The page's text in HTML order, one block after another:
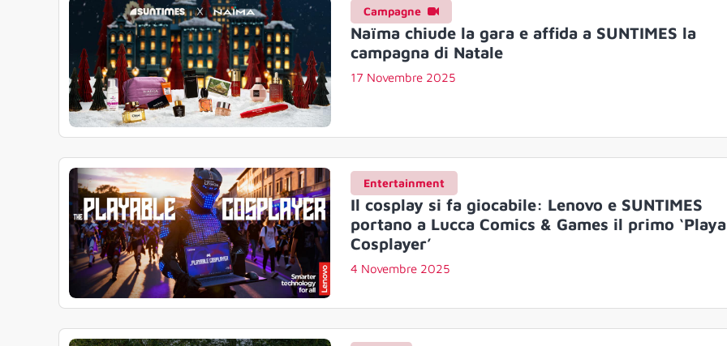
Campagne
Naïma chiude la gara e affida a SUNTIMES la
campagna di Natale
17 Novembre 2025
Entertainment
Il cosplay si fa giocabile: Lenovo e SUNTIMES
portano a Lucca Comics & Games il primo
Cosplayer’
4 Novembre 2025